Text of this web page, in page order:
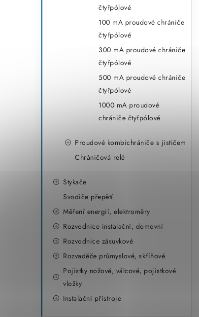
čtyřpólové
100 mA proudové chrániče
čtyřpólové
300 mA proudové chrániče
čtyřpólové
500 mA proudové chrániče
čtyřpólové
1000 mA proudové
chrániče čtyřpólové
Proudové kombichrániče s jističem
Chráničová relé
Stykače
Svodiče přepětí
Měření energií, elektroměry
Rozvodnice instalační, domovní
Rozvodnice zásuvkové
Rozvaděče průmyslové, skříňové
Pojistky nožové, válcové, pojistkové
vložky
Instalační přístroje